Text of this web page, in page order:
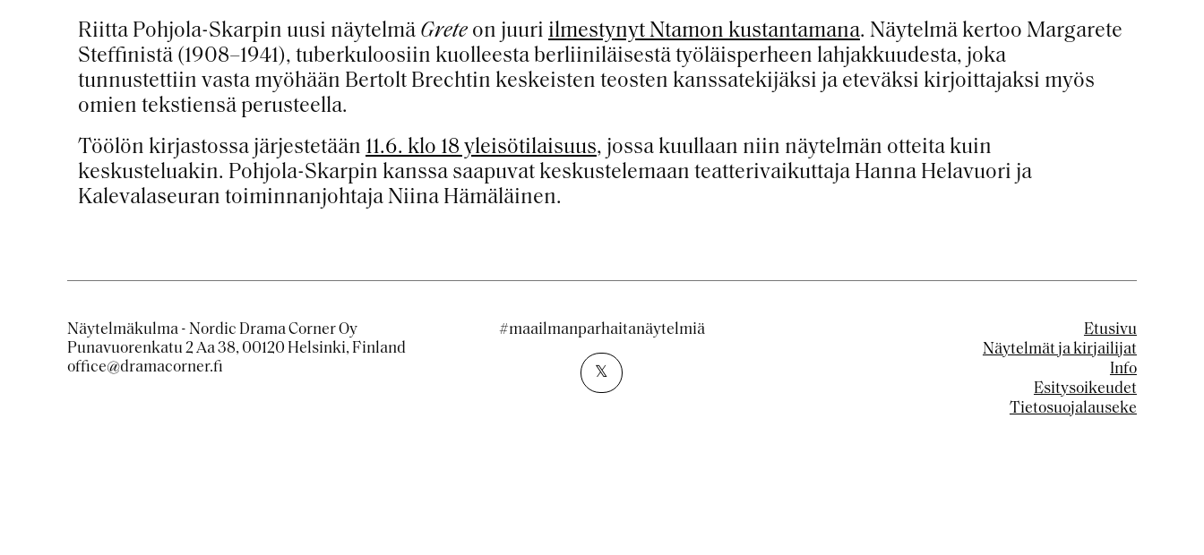
Riitta Pohjola-Skarpin uusi näytelmä Greteon juuri ilmestynyt Ntamon kustantamana. Näytelmä kertoo Margarete
Steffinistä (1908–1941), tuberkuloosiin kuolleesta berliiniläisestä työläisperheen lahjakkuudesta, joka
tunnustettiin vasta myöhään Bertolt Brechtin keskeisten teosten kanssatekijäksi ja eteväksi kirjoittajaksi myös
omien tekstiensä perusteella.
Töölön kirjastossa järjestetään 11.6. klo 18 yleisötilaisuus, jossa kuullaan niin näytelmän otteita kuin
keskusteluakin. Pohjola-Skarpin kanssa saapuvat keskustelemaan teatterivaikuttaja Hanna Helavuori ja
Kalevalaseuran toiminnanjohtaja Niina Hämäläinen.
Näytelmäkulma - Nordic Drama Corner Oy
Punavuorenkatu 2 Aa 38, 00120 Helsinki, Finland
office@dramacorner.fi
Etusivu
Näytelmät ja kirjailijat
Info
Esitysoikeudet
Tietosuojalauseke
#maailmanparhaitanäytelmiä
𝕏